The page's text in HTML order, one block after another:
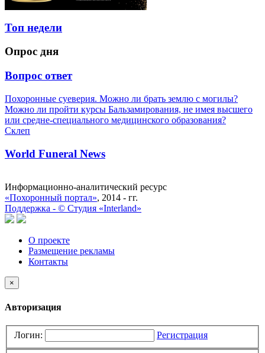
Топ недели
Опрос дня
Вопрос ответ
Похоронные суеверия. Можно ли брать землю с могилы?
Можно ли пройти курсы Бальзамирования, не имея высшего
или средне-специального медицинского образования?
Склеп
World Funeral News
Информационно-аналитический ресурс
«Похоронный портал», 2014 - гг.
Поддержка - © Cтудия «Interland»
О проекте
Размещение рекламы
Контакты
×
Авторизация
Логин: Регистрация